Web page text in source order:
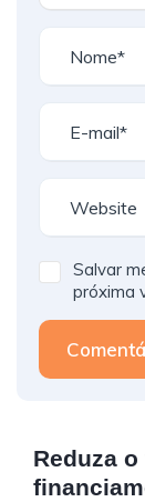
Salvar
próxima
Reduza